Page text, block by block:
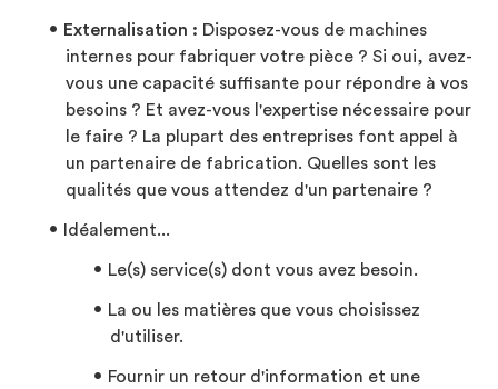
Externalisation : Disposez-vous de machines
internes pour fabriquer votre pièce ? Si oui, avez-
vous une capacité suffisante pour répondre à vos
besoins ? Et avez-vous l'expertise nécessaire pour
le faire ? La plupart des entreprises font appel à
un partenaire de fabrication. Quelles sont les
qualités que vous attendez d'un partenaire ?
Idéalement...
Le(s) service(s) dont vous avez besoin.
La ou les matières que vous choisissez
d'utiliser.
Fournir un retour d'information et une